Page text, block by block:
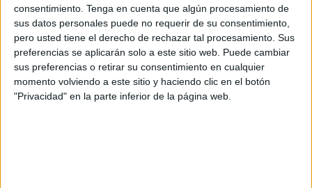
consentimiento. Tenga en cuenta que algún procesamiento de
sus datos personales puede no requerir de su consentimiento,
pero usted tiene el derecho de rechazar tal procesamiento. Sus
preferencias se aplicarán solo a este sitio web. Puede cambiar
sus preferencias o retirar su consentimiento en cualquier
momento volviendo a este sitio y haciendo clic en el botón
"Privacidad" en la parte inferior de la página web.
1000 Acitivdades para colorear trabajando
los números del 1 al 10
Publicado el 8 noviembre, 2011
Colección de 1000 actividades para colorear